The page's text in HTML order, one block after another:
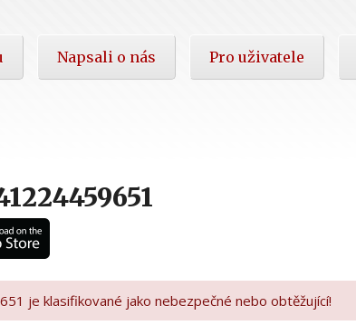
Napsali o nás Pro uživatele
je klasifikované jako nebezpečné nebo obtěžující!